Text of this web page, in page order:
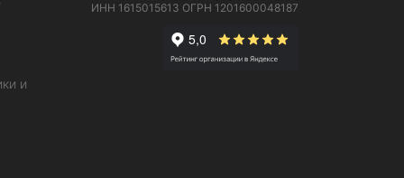
и
ИНН 1615015613 ОГРН 1201600048187